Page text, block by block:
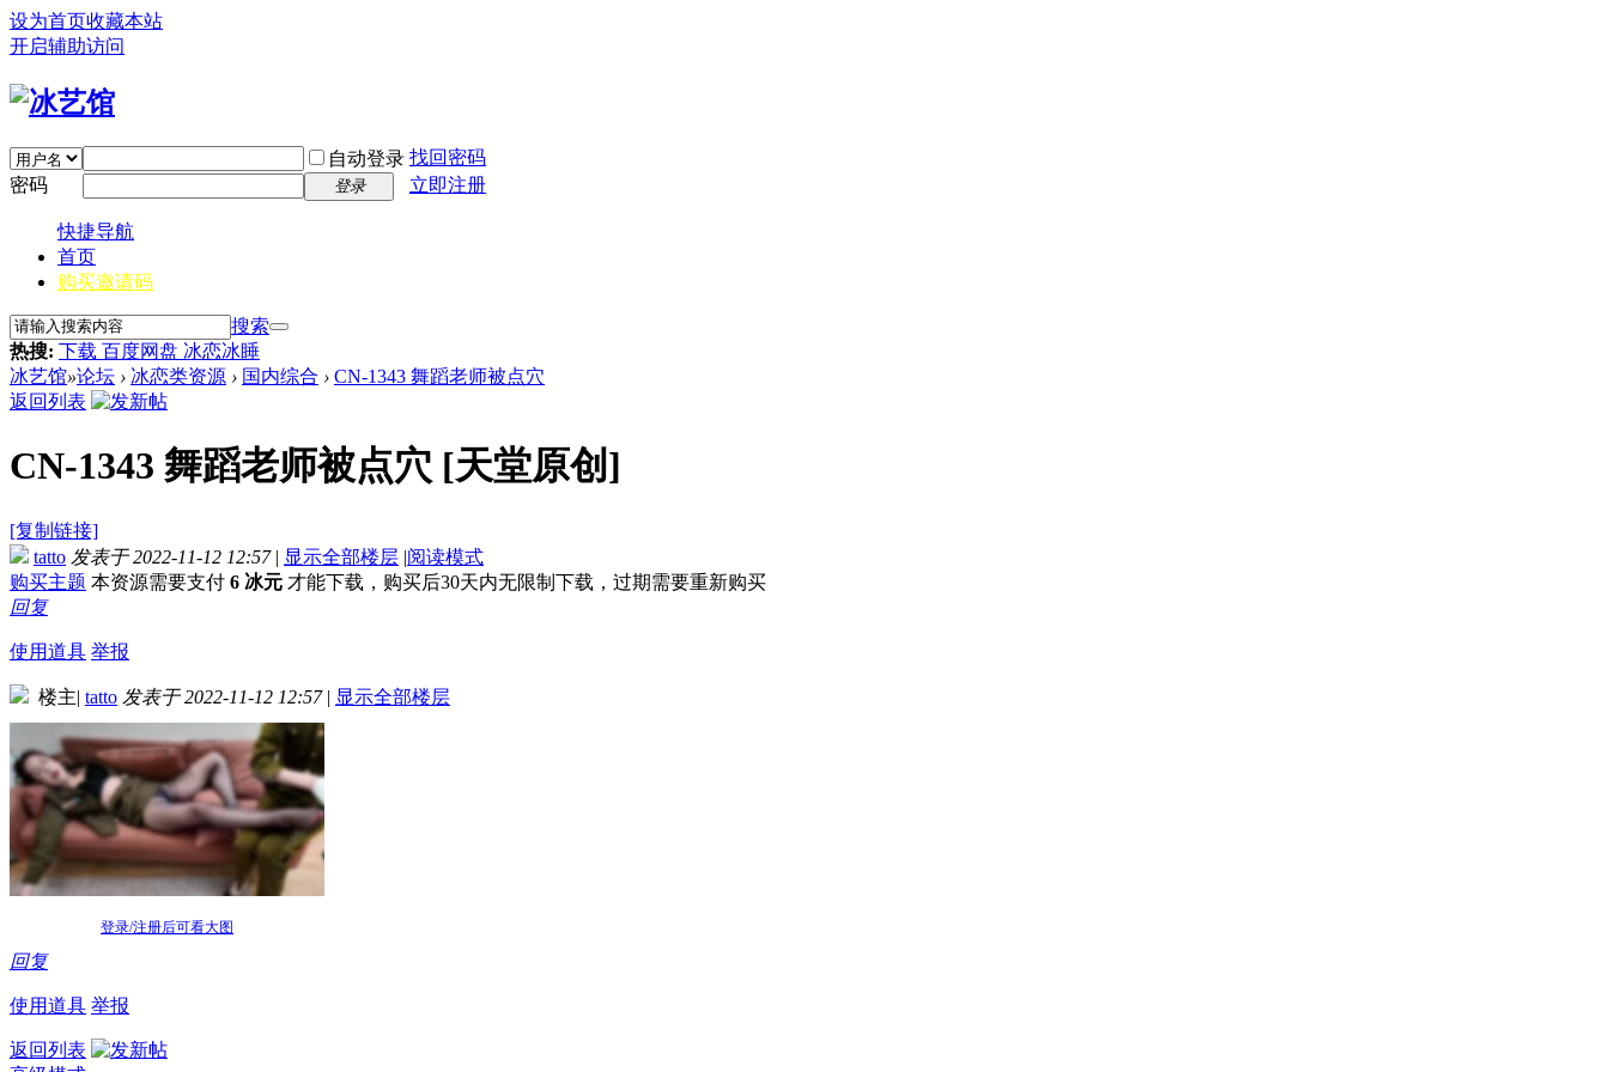
设为首页收藏本站
开启辅助访问
自动登录 找回密码
密码
登录 立即注册
快捷导航
首页
购买邀请码
搜索
热搜: 下载 百度网盘 冰恋冰睡
冰艺馆»论坛 › 冰恋类资源 › 国内综合 › CN-1343 舞蹈老师被点穴
返回列表
CN-1343 舞蹈老师被点穴 [天堂原创]
[复制链接]
tatto 发表于 2022-11-12 12:57 | 显示全部楼层 |阅读模式
购买主题 本资源需要支付 6 冰元 才能下载，购买后30天内无限制下载，过期需要重新购买
回复
使用道具 举报
楼主| tatto 发表于 2022-11-12 12:57 | 显示全部楼层
登录/注册后可看大图
回复
使用道具 举报
返回列表